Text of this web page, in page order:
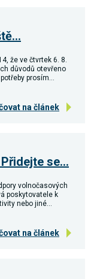
že ve čtvrtek 6. 8.
důvodů otevřeno
prosím…
na článek
se…
volnočasových
poskytovatele k
nebo jiné…
na článek